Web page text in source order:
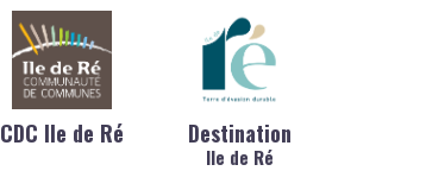
CDC Ile de Ré Destination
Ile de Ré